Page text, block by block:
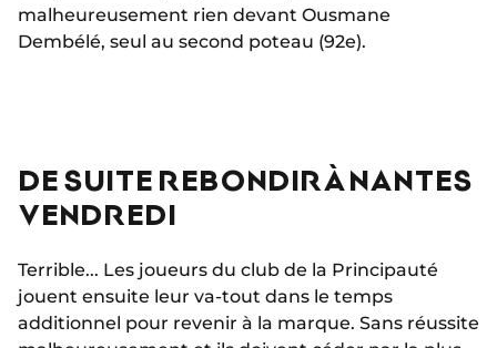
malheureusement rien devant Ousmane
Dembélé, seul au second poteau (92e).
DE SUITE REBONDIR À NANTES
VENDREDI
Terrible... Les joueurs du club de la Principauté
jouent ensuite leur va-tout dans le temps
additionnel pour revenir à la marque. Sans réussite